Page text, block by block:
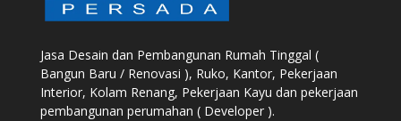
Jasa Desain dan Pembangunan Rumah Tinggal (
Bangun Baru / Renovasi ), Ruko, Kantor, Pekerjaan
Interior, Kolam Renang, Pekerjaan Kayu dan pekerjaan
pembangunan perumahan ( Developer ).